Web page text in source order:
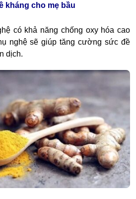
kháng cho mẹ bầu
có khả năng chống oxy hóa cao
nghệ sẽ giúp tăng cường sức đề
dịch.